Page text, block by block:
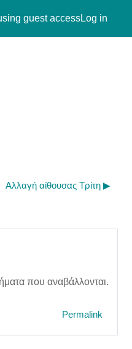
guest accessLog in
Αλλαγή αίθουσας Τρίτη ▶︎
που αναβάλλονται.
Permalink